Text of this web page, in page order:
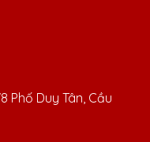
Phố Duy Tân, Cầu